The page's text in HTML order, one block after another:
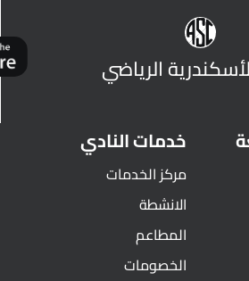
الرياضي
خدمات النادي
مركز الخدمات
الانشطة
المطاعم
الخصومات